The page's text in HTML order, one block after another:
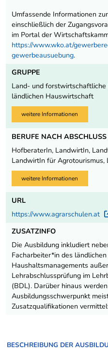
Umfassende Informationen
einschließlich der
im Portal der
https://www.wko.at/
gewerbeausuebung.
GRUPPE
Land- und forstwirtschaftliche
ländlichen Hauswirtschaft
weitere Informationen
BERUFE NACH ABSCHLUSS
HofberaterIn, LandwirtIn,
LandwirtIn für
weitere Informationen
URL
https://www.agrarschulen.at
ZUSATZINFO
Die Ausbildung inkludiert
Facharbeiter*in des
Haushaltsmanagements
Lehrabschlussprüfung im
(BDL). Darüber hinaus
Ausbildungsschwerpunkt
Zusatzqualifikationen
BESCHREIBUNG DER